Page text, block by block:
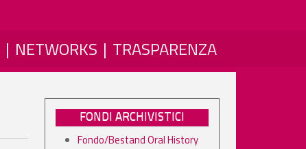
NETWORKS TRASPARENZA
FONDI ARCHIVISTICI
Fondo/Bestand Oral History